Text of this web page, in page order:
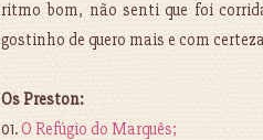
ritmo bom, não senti que foi
gostinho de quero mais e com
Os Preston:
01.O Refúgio do Marquês;